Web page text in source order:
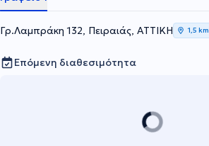
Γρ.Λαμπράκη 132, Πειραιάς, ΑΤΤΙΚΗ 1,5 km
Επόμενη διαθεσιμότητα